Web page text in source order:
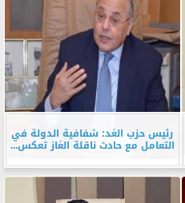
رئيس حزب الغد: شفافية الدولة في
التعامل مع حادث ناقلة الغاز تعكس...